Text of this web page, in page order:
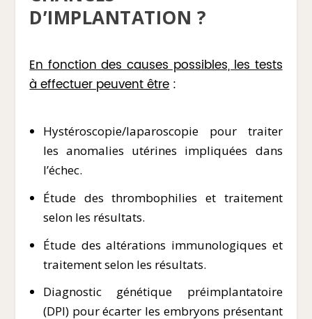
D’IMPLANTATION ?
En fonction des causes possibles, les tests
à effectuer peuvent être:
Hystéroscopie/laparoscopie pour traiter
les anomalies utérines impliquées dans
l’échec.
Étude des thrombophilies et traitement
selon les résultats.
Étude des altérations immunologiques et
traitement selon les résultats.
Diagnostic génétique préimplantatoire
(DPI) pour écarter les embryons présentant